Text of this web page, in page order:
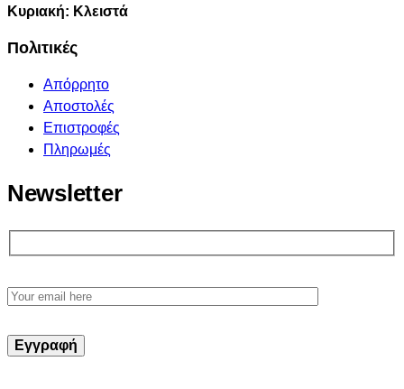
Κυριακή: Κλειστά
Πολιτικές
Απόρρητο
Αποστολές
Επιστροφές
Πληρωμές
Newsletter